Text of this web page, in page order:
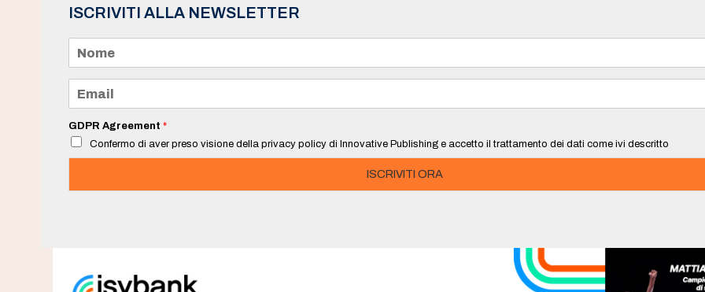
ISCRIVITI ALLA NEWSLETTER
m
e
a
i
*
GDPR Agreement *
Confermo di aver preso visione della privacy policy di Innovative Publishing e accetto il trattamento dei dati come ivi descritto
ISCRIVITI ORA